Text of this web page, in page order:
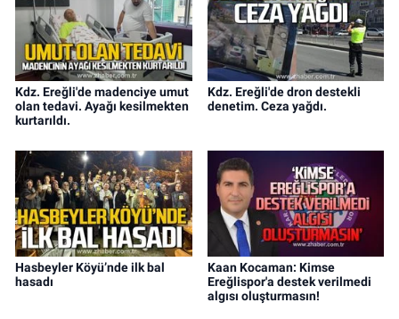
Kdz. Ereğli'de madenciye umut
olan tedavi. Ayağı kesilmekten
kurtarıldı.
Kdz. Ereğli'de dron destekli
denetim. Ceza yağdı.
Hasbeyler Köyü’nde ilk bal
hasadı
Kaan Kocaman: Kimse
Ereğlispor'a destek verilmedi
algısı oluşturmasın!